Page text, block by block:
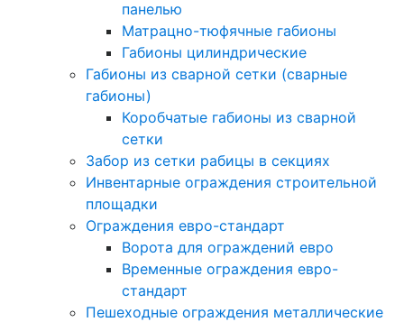
панелью
Матрацно-тюфячные габионы
Габионы цилиндрические
Габионы из сварной сетки (сварные
габионы)
Коробчатые габионы из сварной
сетки
Забор из сетки рабицы в секциях
Инвентарные ограждения строительной
площадки
Ограждения евро-стандарт
Ворота для ограждений евро
Временные ограждения евро-
стандарт
Пешеходные ограждения металлические